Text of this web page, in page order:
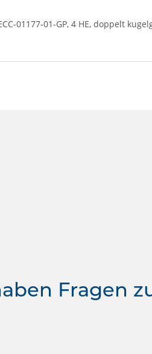
01177-01-GP, 4 HE, doppelt
Fragen